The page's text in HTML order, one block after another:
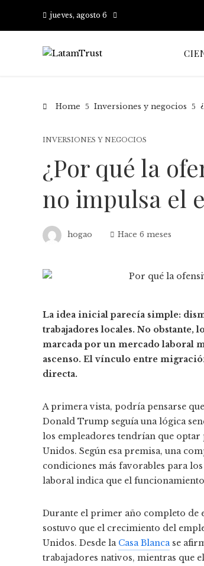
jueves, agosto 6
Home Inversiones y negocios
INVERSIONES Y NEGOCIOS
¿Por qué la
no impulsa el
hogao Hace 6 meses
La idea inicial parecía simple:
trabajadores locales. No obstante,
marcada por un mercado laboral
ascenso. El vínculo entre
directa.
A primera vista, podría pensarse
Donald Trump seguía una lógica
los empleadores tendrían que optar
Unidos. Según esa premisa, una
condiciones más favorables para
laboral indica que el
Durante el primer año completo de
sostuvo que el crecimiento del
Unidos. Desde la Casa Blancase
trabajadores nativos, mientras que